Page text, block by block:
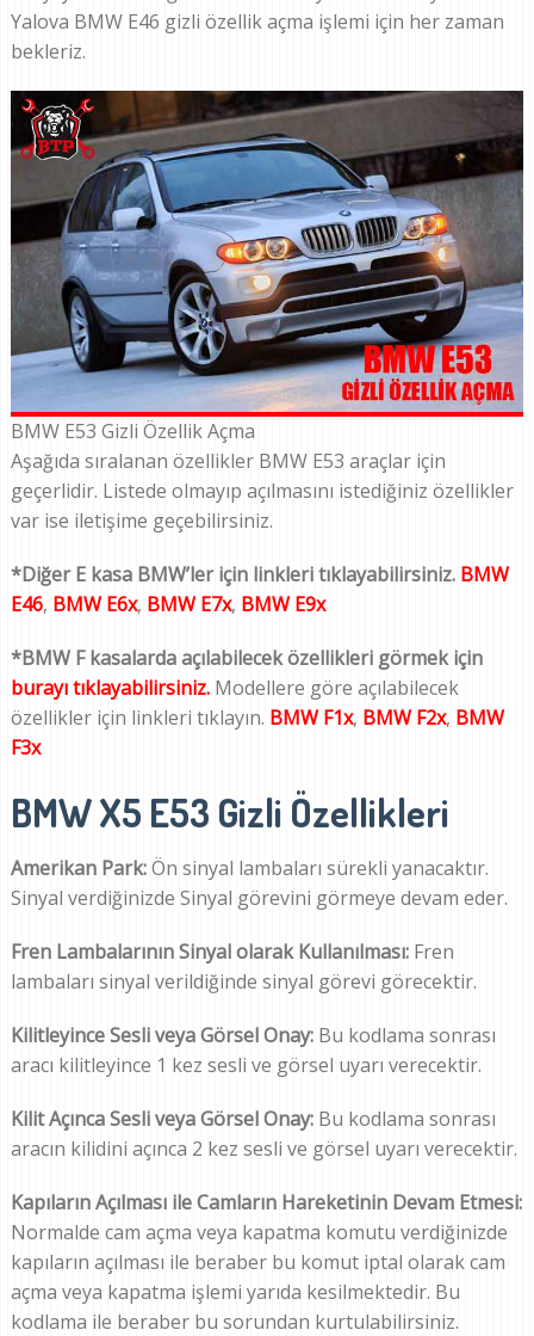
Yalova BMW E46 gizli özellik açma işlemi için her zaman
bekleriz.
BMW E53 Gizli Özellik Açma
Aşağıda sıralanan özellikler BMW E53 araçlar için
geçerlidir. Listede olmayıp açılmasını istediğiniz özellikler
var ise iletişime geçebilirsiniz.
*Diğer E kasa BMW’ler için linkleri tıklayabilirsiniz. BMW
E46, BMW E6x, BMW E7x, BMW E9x
*BMW F kasalarda açılabilecek özellikleri görmek için
burayı tıklayabilirsiniz. Modellere göre açılabilecek
özellikler için linkleri tıklayın. BMW F1x, BMW F2x, BMW
F3x
BMW X5 E53 Gizli Özellikleri
Amerikan Park:Ön sinyal lambaları sürekli yanacaktır.
Sinyal verdiğinizde Sinyal görevini görmeye devam eder.
Fren Lambalarının Sinyal olarak Kullanılması: Fren
lambaları sinyal verildiğinde sinyal görevi görecektir.
Kilitleyince Sesli veya Görsel Onay: Bu kodlama sonrası
aracı kilitleyince 1 kez sesli ve görsel uyarı verecektir.
Kilit Açınca Sesli veya Görsel Onay: Bu kodlama sonrası
aracın kilidini açınca 2 kez sesli ve görsel uyarı verecektir.
Kapıların Açılması ile Camların Hareketinin Devam Etmesi:
Normalde cam açma veya kapatma komutu verdiğinizde
kapıların açılması ile beraber bu komut iptal olarak cam
açma veya kapatma işlemi yarıda kesilmektedir. Bu
kodlama ile beraber bu sorundan kurtulabilirsiniz.